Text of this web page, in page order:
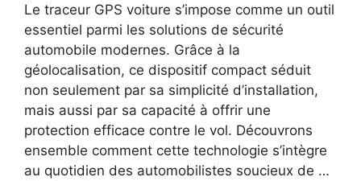
Le traceur GPS voiture s’impose comme un outil
essentiel parmi les solutions de sécurité
automobile modernes. Grâce à la
géolocalisation, ce dispositif compact séduit
non seulement par sa simplicité d’installation,
mais aussi par sa capacité à offrir une
protection efficace contre le vol. Découvrons
ensemble comment cette technologie s’intègre
au quotidien des automobilistes soucieux de …